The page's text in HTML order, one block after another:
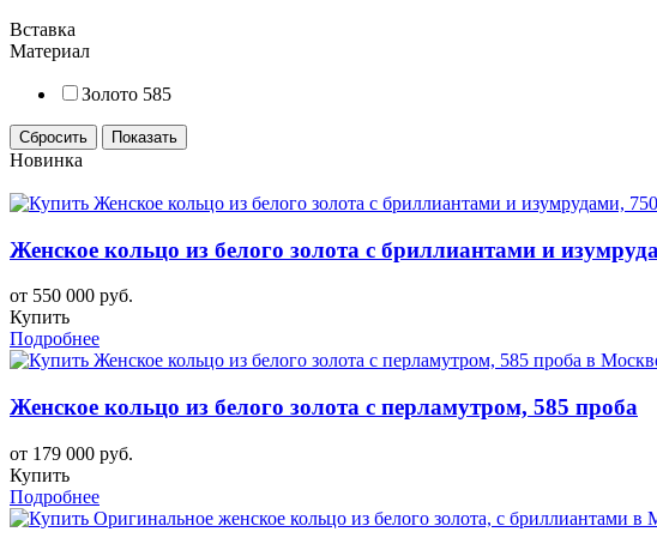
Вставка
Материал
Золото 585
Новинка
Женское кольцо из белого золота с бриллиантами и
от 550 000 руб.
Купить
Подробнее
Женское кольцо из белого золота с перламутром, 585 проба
от 179 000 руб.
Купить
Подробнее